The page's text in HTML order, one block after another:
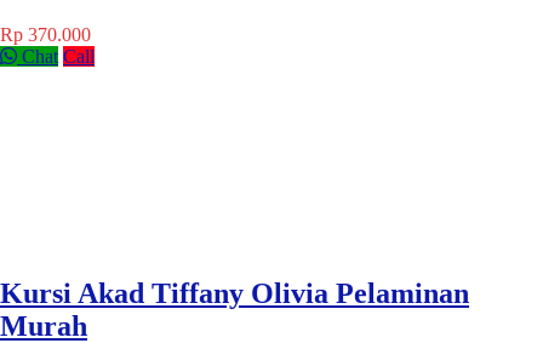
Rp 370.000
Chat Call
Kursi Akad Tiffany Olivia Pelaminan
Murah